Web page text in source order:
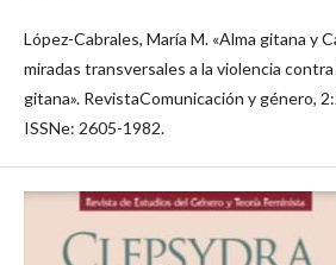
López-Cabrales, María M. «Alma gitana y
miradas transversales a la violencia
gitana». RevistaComunicación y género,
ISSNe: 2605-1982.